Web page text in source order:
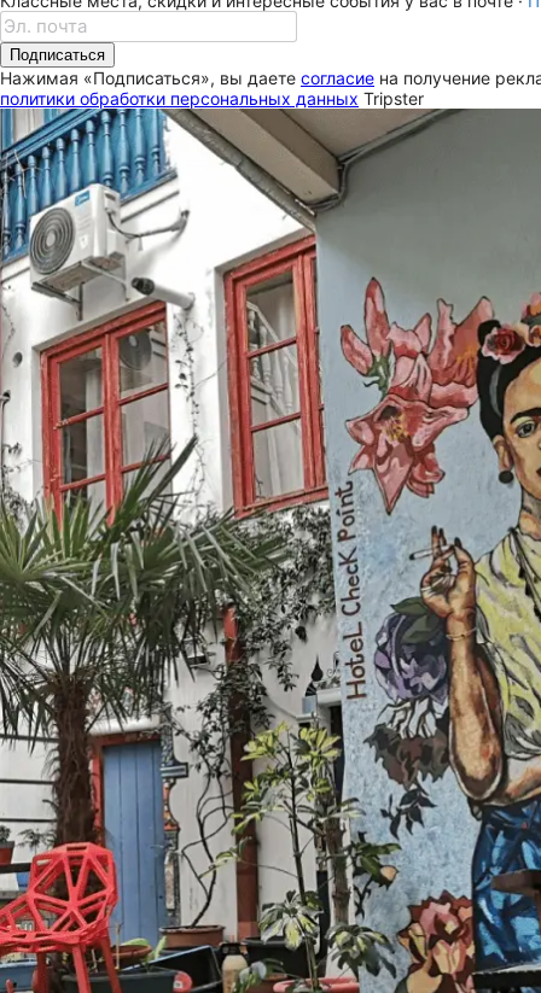
Подписаться
Нажимая «Подписаться», вы даете согласие на получение
политики обработки персональных данных Tripster